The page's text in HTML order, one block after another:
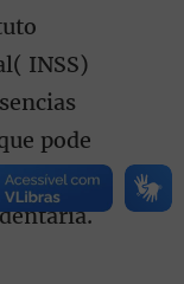
INSS)
pode
número